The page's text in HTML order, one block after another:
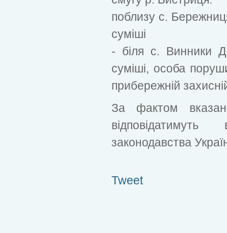
поблизу с.
суміші
- біля с. Винники
суміші, особа
прибережній
За фактом
законодавства
Tweet